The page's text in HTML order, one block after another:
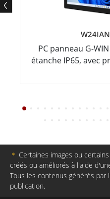
PC panneau G-
étanche IP65, avec
＊ Certaines images ou
créés ou améliorés à l'aide
Tous les contenus générés par
publication.